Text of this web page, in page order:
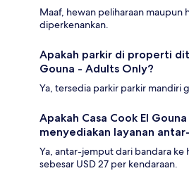
Maaf, hewan peliharaan maupun
diperkenankan.
Apakah parkir di properti
Gouna - Adults Only?
Ya, tersedia parkir parkir mandiri
Apakah Casa Cook El
menyediakan layanan
Ya, antar-jemput dari bandara ke
sebesar USD 27 per kendaraan.